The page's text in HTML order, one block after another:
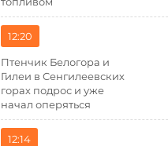
12:20
Птенчик Белогора и
Гилеи в Сенгилеевских
горах подрос и уже
начал оперяться
12:14